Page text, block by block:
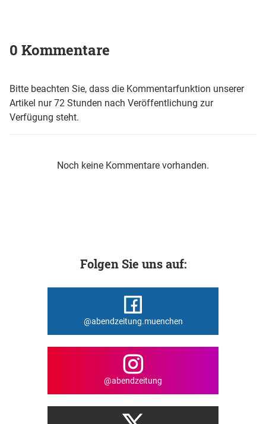
0 Kommentare
Bitte beachten Sie, dass die Kommentarfunktion unserer
Artikel nur 72 Stunden nach Veröffentlichung zur
Verfügung steht.
Noch keine Kommentare vorhanden.
Folgen Sie uns auf:
@abendzeitung.muenchen
@abendzeitung